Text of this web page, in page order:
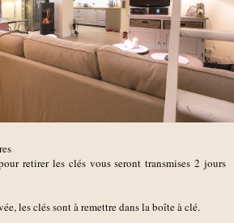
retirer les clés vous seront transmises 2 jours
les clés sont à remettre dans la boîte à clé.